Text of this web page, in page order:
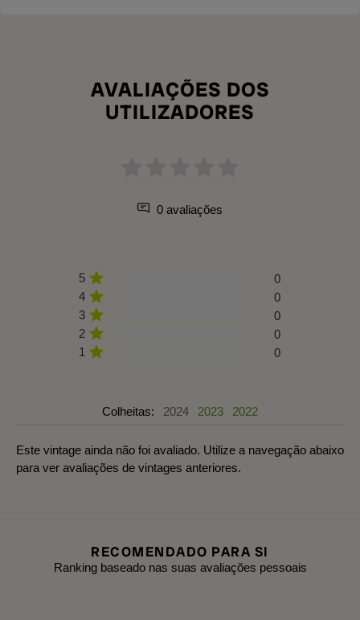
AVALIAÇÕES DOS
UTILIZADORES
0 avaliações
5
0
4
0
3
0
2
0
1
0
Colheitas: 2024 2023 2022
Este vintage ainda não foi avaliado. Utilize a navegação abaixo
para ver avaliações de vintages anteriores.
RECOMENDADO PARA SI
Ranking baseado nas suas avaliações pessoais